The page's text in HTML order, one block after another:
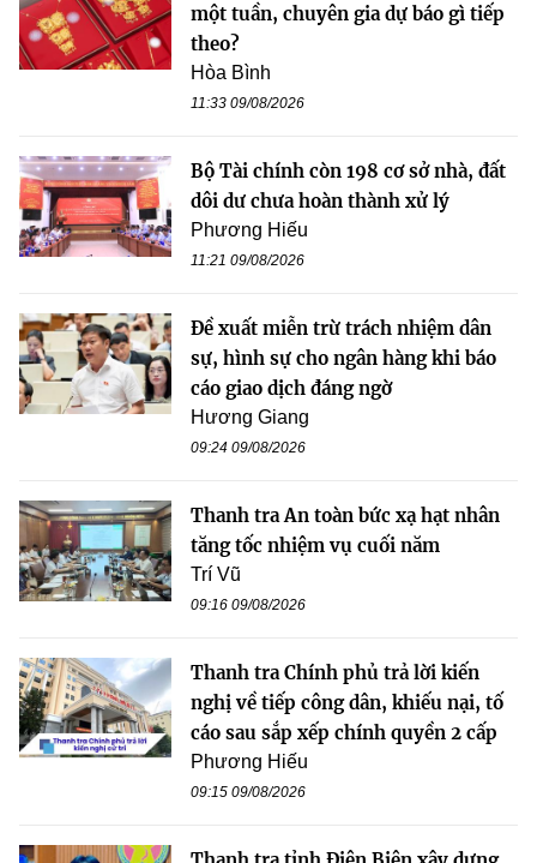
một tuần, chuyên gia dự báo gì tiếp
theo?
Hòa Bình
11:33 09/08/2026
Bộ Tài chính còn 198 cơ sở nhà, đất
dôi dư chưa hoàn thành xử lý
Phương Hiếu
11:21 09/08/2026
Đề xuất miễn trừ trách nhiệm dân
sự, hình sự cho ngân hàng khi báo
cáo giao dịch đáng ngờ
Hương Giang
09:24 09/08/2026
Thanh tra An toàn bức xạ hạt nhân
tăng tốc nhiệm vụ cuối năm
Trí Vũ
09:16 09/08/2026
Thanh tra Chính phủ trả lời kiến
nghị về tiếp công dân, khiếu nại, tố
cáo sau sắp xếp chính quyền 2 cấp
Phương Hiếu
09:15 09/08/2026